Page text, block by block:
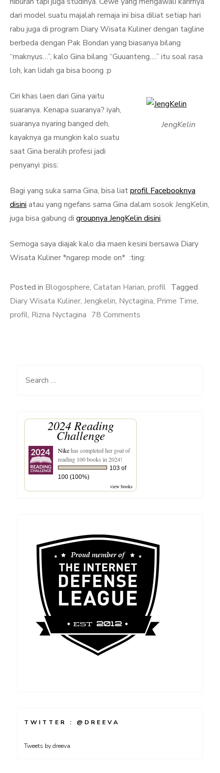
dari model suatu majalah remaja ini bisa diliat setiap hari
rabu juga di program Diary Wisata Kuliner dengan tagline
berbeda dengan Pak Bondan yang biasanya bilang
“maknyus…”, kalo Gina bilang “Guuanteng….” itu soal rasa
loh, kan lidah ga bisa boong :p
JengKelin
Ciri khas laen dari Gina yaitu
suaranya. Kenapa suaranya? iyah,
suaranya nyaring banged deh,
kayaknya ga mungkin kalo suatu
saat Gina beralih profesi jadi
penyanyi :piss:
Bagi yang suka sama Gina, bisa liatprofil Facebooknya
disini atau yang ngefans sama Gina dalam sosok JengKelin,
juga bisa gabung di groupnya JengKelin disini.
Semoga saya diajak kalo dia maen kesini bersawa Diary
Wisata Kuliner *ngarep mode on* :ting:
Posted in Blogosphere, Catatan Harian, profil Tagged
Diary Wisata Kuliner, Jengkelin, Nyctagina, Prime Time,
profil, Rizna Nyctagina 78 Comments
Search
2024 Reading
Challenge
Nikehas completed her goal of
reading 100 books in 2024!
103 of
100 (100%)
view books
TWITTER : @DREEVA
Tweets by dreeva